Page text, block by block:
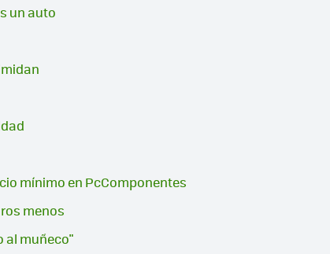
un auto
mínimo en PcComponentes
menos
al muñeco"